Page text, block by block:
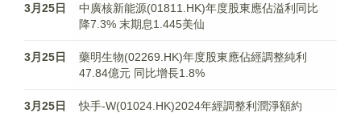
3月25日
中廣核新能源(01811.HK)年度股東應佔溢利同比
降7.3% 末期息1.445美仙
3月25日
藥明生物(02269.HK)年度股東應佔經調整純利
47.84億元 同比增長1.8%
3月25日
快手-W(01024.HK)2024年經調整利潤淨額約